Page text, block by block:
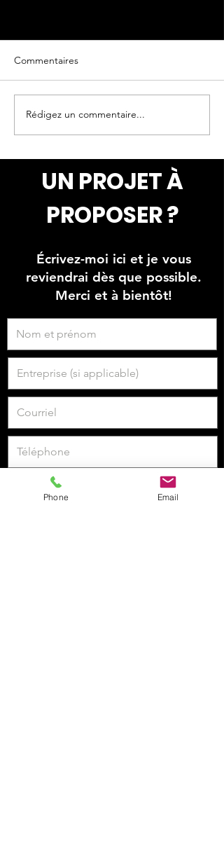
Texture de roche...
Commentaires
Rédigez un commentaire...
UN PROJET À
PROPOSER ?
Écrivez-moi ici et je vous
reviendrai dès que possible.
Merci et à bientôt!
Phone Email